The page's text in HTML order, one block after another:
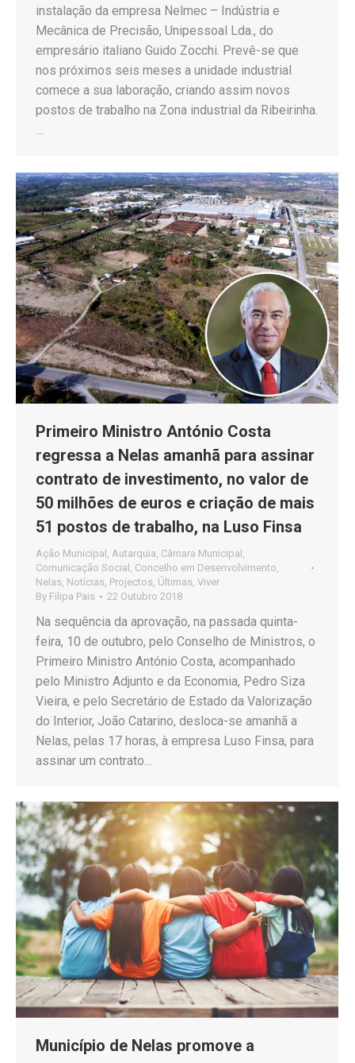
instalação da empresa Nelmec – Indústria e
Mecânica de Precisão, Unipessoal Lda., do
empresário italiano Guido Zocchi. Prevê-se que
nos próximos seis meses a unidade industrial
comece a sua laboração, criando assim novos
postos de trabalho na Zona industrial da Ribeirinha.
…
Primeiro Ministro António Costa
regressa a Nelas amanhã para assinar
contrato de investimento, no valor de
50 milhões de euros e criação de mais
51 postos de trabalho, na Luso Finsa
Ação Municipal Autarquia Câmara Municipal
Comunicação Social Concelho em Desenvolvimento
Nelas Notícias Projectos Últimas Viver
By Filipa Pais 22 Outubro 2018
Na sequência da aprovação, na passada quinta-
feira, 10 de outubro, pelo Conselho de Ministros, o
Primeiro Ministro António Costa, acompanhado
pelo Ministro Adjunto e da Economia, Pedro Siza
Vieira, e pelo Secretário de Estado da Valorização
do Interior, João Catarino, desloca-se amanhã a
Nelas, pelas 17 horas, à empresa Luso Finsa, para
assinar um contrato…
Município de Nelas promove a